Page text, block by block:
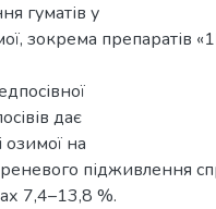
гуматів у
зокрема препаратів
дає
на
підживлення
7,4–13,8 %.